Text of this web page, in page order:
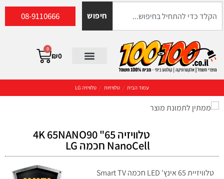
חיפוש 08-9110666
₪0
0
עמוד הבית / טלוויזיות / טלוויזיה LG
טלוויזיה 65" 4K 65NANO90
NanoCell חכמה LG
טלוויזיית 65 אינץ' LED חכמה Smart TV